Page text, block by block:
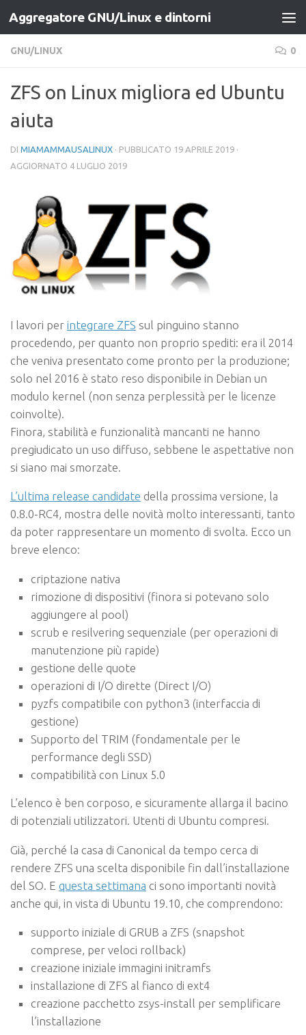
Salta al contenuto
Aggregatore GNU/Linux e dintorni
GNU/LINUX 0
ZFS on Linux migliora ed Ubuntu
aiuta
DI MIAMAMMAUSALINUX · PUBBLICATO 19 APRILE 2019 ·
AGGIORNATO 4 LUGLIO 2019
I lavori per integrare ZFS sul pinguino stanno
procedendo, per quanto non proprio spediti: era il 2014
che veniva presentato come pronto per la produzione;
solo nel 2016 è stato reso disponibile in Debian un
modulo kernel (non senza perplessità per le licenze
coinvolte).
Finora, stabilità e funzionalità mancanti ne hanno
pregiudicato un uso diffuso, sebbene le aspettative non
si siano mai smorzate.
L’ultima release candidate della prossima versione, la
0.8.0-RC4, mostra delle novità molto interessanti, tanto
da poter rappresentare un momento di svolta. Ecco un
breve elenco:
criptazione nativa
rimozione di dispositivi (finora si potevano solo
aggiungere al pool)
scrub e resilvering sequenziale (per operazioni di
manutenzione più rapide)
gestione delle quote
operazioni di I/O dirette (Direct I/O)
pyzfs compatibile con python3 (interfaccia di
gestione)
Supporto del TRIM (fondamentale per le
performance degli SSD)
compatibilità con Linux 5.0
L’elenco è ben corposo, e sicuramente allarga il bacino
di potenziali utilizzatori. Utenti di Ubuntu compresi.
Già, perché la casa di Canonical da tempo cerca di
rendere ZFS una scelta disponibile fin dall’installazione
del SO. E questa settimana ci sono importanti novità
anche qui, in vista di Ubuntu 19.10, che comprendono:
supporto iniziale di GRUB a ZFS (snapshot
comprese, per veloci rollback)
creazione iniziale immagini initramfs
installazione di ZFS al fianco di ext4
creazione pacchetto zsys-install per semplificare
l’installazione